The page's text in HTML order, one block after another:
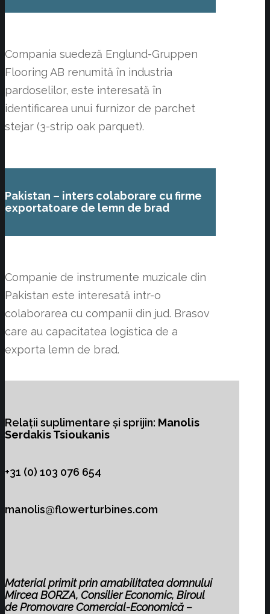
Compania suedeză Englund-Gruppen
Flooring AB renumită în industria
pardoselilor, este interesată în
identificarea unui furnizor de parchet
stejar (3-strip oak parquet).
Pakistan – inters colaborare cu firme
exportatoare de lemn de brad
Companie de instrumente muzicale din
Pakistan este interesată intr-o
colaborarea cu companii din jud. Brasov
care au capacitatea logistica de a
exporta lemn de brad.
Relații suplimentare și sprijin: Manolis
Serdakis Tsioukanis
+31 (0) 103 076 654
manolis@flowerturbines.com
Material primit prin amabilitatea domnului
Mircea BORZA, Consilier Economic, Biroul
de Promovare Comercial-Economică –